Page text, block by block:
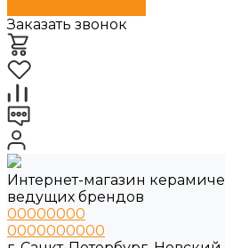
Заказать звонок
Интернет-магазин
ведущих брендов
00000000
0000000000